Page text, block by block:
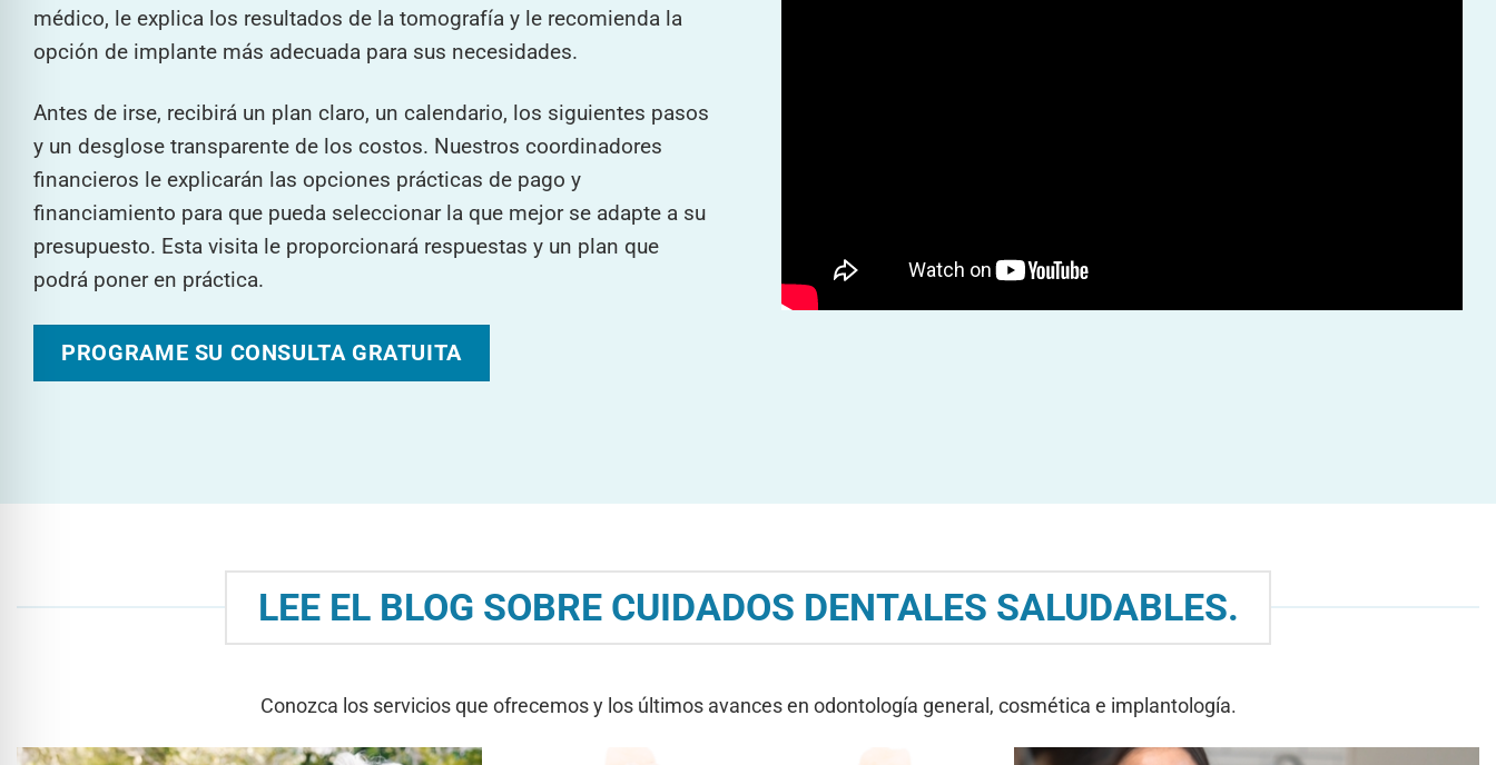
médico, le explica los resultados de la tomografía y le recomienda la
opción de implante más adecuada para sus necesidades.
Antes de irse, recibirá un plan claro, un calendario, los siguientes pasos
y un desglose transparente de los costos. Nuestros coordinadores
financieros le explicarán las opciones prácticas de pago y
financiamiento para que pueda seleccionar la que mejor se adapte a su
presupuesto. Esta visita le proporcionará respuestas y un plan que
podrá poner en práctica.
PROGRAME SU CONSULTA GRATUITA
LEE EL BLOG SOBRE CUIDADOS DENTALES SALUDABLES.
Conozca los servicios que ofrecemos y los últimos avances en odontología general, cosmética e implantología.